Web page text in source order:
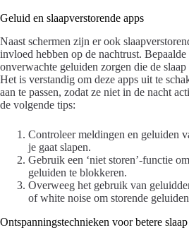
Geluid en slaapverstorende apps
Naast schermen zijn er ook
invloed hebben op de nachtrust.
onverwachte geluiden zorgen die de
Het is verstandig om deze apps uit te
aan te passen, zodat ze niet in de nacht
de volgende tips:
Controleer meldingen en geluiden
je gaat slapen.
Gebruik een ‘niet storen’-functie
geluiden te blokkeren.
Overweeg het gebruik van
of white noise om storende
Ontspanningstechnieken voor betere slaap